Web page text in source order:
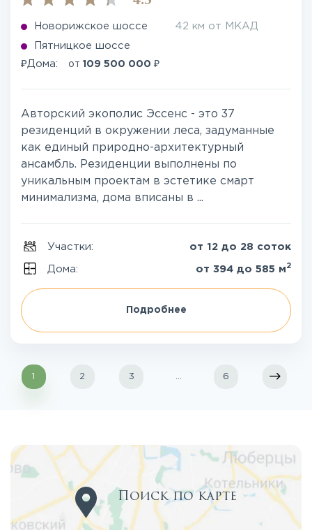
Новорижское шоссе 42 км от МКАД
Пятницкое шоссе
₽Дома: от 109 500 000 ₽
Авторский экополис Эссенс - это 37
резиденций в окружении леса, задуманные
как единый природно-архитектурный
ансамбль. Резиденции выполнены по
уникальным проектам в эстетике смарт
минимализма, дома вписаны в ...
Участки: от 12 до 28 соток
Дома: от 394 до 585 м 2
Подробнее
1 2 3 6
Поиск по карте